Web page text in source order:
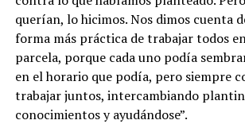
querían, lo hicimos. Nos dimos cuenta
forma más práctica de trabajar todos
parcela, porque cada uno podía
en el horario que podía, pero siempre
trabajar juntos, intercambiando
conocimientos y ayudándose”.